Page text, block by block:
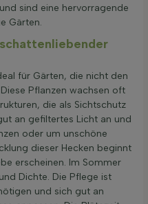
sind eine hervorragende
Gärten.
für Gärten, die nicht den
Pflanzen wachsen oft
die als Sichtschutz
an gefiltertes Licht an und
oder um unschöne
dieser Hecken beginnt
erscheinen. Im Sommer
Dichte. Die Pflege ist
und sich gut an